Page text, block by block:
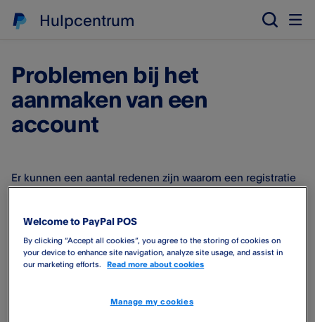
Hulpcentrum
Problemen bij het
aanmaken van een
account
Er kunnen een aantal redenen zijn waarom een registratie
Het adres van het bedrijf dat is gegeven komt niet
overeen met het adres in de kredietcontrole.
Het adres dat is gegeven van de ondertekenaar
Welcome to PayPal POS
By clicking “Accept all cookies”, you agree to the storing of cookies on
your device to enhance site navigation, analyze site usage, and assist in
our marketing efforts.
Read more about cookies
Manage my cookies